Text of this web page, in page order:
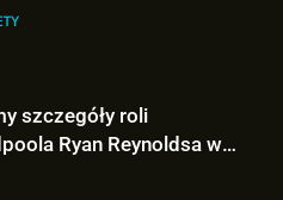
Netflixa!
tysiące dolarów!
szczegóły roli
Ryan Reynoldsa w
DOOMSDAY”!